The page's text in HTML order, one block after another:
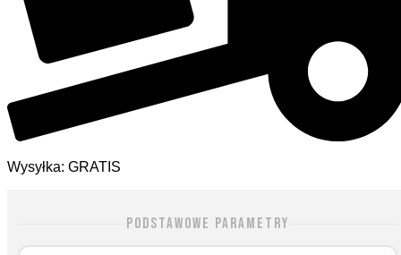
Wysyłka: GRATIS
Podstawowe parametry